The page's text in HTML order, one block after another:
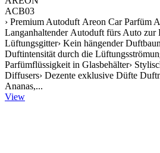
ACB03
› Premium Autoduft Areon Car Parfüm
Langanhaltender Autoduft fürs Auto zur
Lüftungsgitter› Kein hängender
Duftintensität durch die
Parfümflüssigkeit in Glasbehälter›
Diffusers› Dezente exklusive Düfte
Ananas,...
View